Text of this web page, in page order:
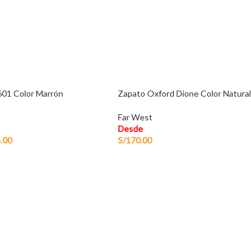
Color Marrón Zapato Oxford Dione Color Natural
Far West
Desde
S/170.00